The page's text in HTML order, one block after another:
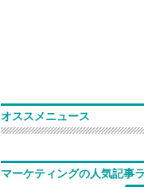
オススメニュース
マーケティングの人気記事